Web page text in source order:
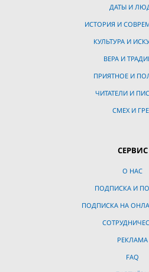
ДАТЫ И
ИСТОРИЯ И
КУЛЬТУРА И
ВЕРА И
ПРИЯТНОЕ И
ЧИТАТЕЛИ И
СМЕХ И
СЕРВИС
О НАС
ПОДПИСКА И
ПОДПИСКА НА
РЕКЛАМА
FAQ